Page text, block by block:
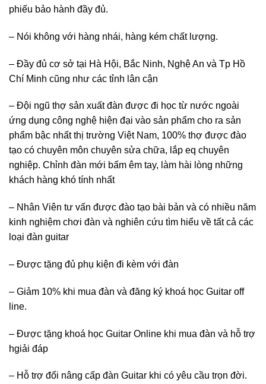
phiếu bảo hành đầy đủ.
– Nói không với hàng nhái, hàng kém chất lượng.
– Đầy đủ cơ sở tại Hà Hội, Bắc Ninh, Nghệ An và Tp Hồ
Chí Minh cũng như các tỉnh lân cận
– Đội ngũ thợ sản xuất đàn được đi học từ nước ngoài
ứng dụng công nghệ hiện đại vào sản phẩm cho ra sản
phẩm bậc nhất thị trường Việt Nam, 100% thợ được đào
tạo có chuyên môn chuyên sửa chữa, lắp eq chuyên
nghiệp. Chỉnh đàn mới bấm êm tay, làm hài lòng những
khách hàng khó tính nhất
– Nhân Viên tư vấn được đào tạo bài bản và có nhiều năm
kinh nghiệm chơi đàn và nghiên cứu tìm hiểu về tất cả các
loại đàn guitar
– Được tặng đủ phụ kiện đi kèm với đàn
– Giảm 10% khi mua đàn và đăng ký khoá học Guitar off
line.
– Được tặng khoá học Guitar Online khi mua đàn và hỗ trợ
hgiải đáp
– Hỗ trợ đổi nâng cấp đàn Guitar khi có yêu cầu trọn đời.